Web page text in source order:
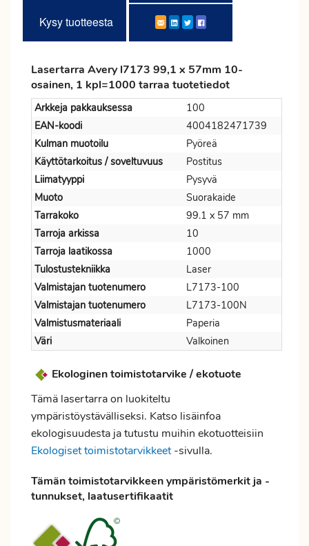
Kysy tuotteesta
Lasertarra Avery l7173 99,1 x 57mm 10-
osainen, 1 kpl=1000 tarraa tuotetiedot
Arkkeja pakkauksessa
100
EAN-koodi
4004182471739
Kulman muotoilu
Pyöreä
Käyttötarkoitus / soveltuvuus
Postitus
Liimatyyppi
Pysyvä
Muoto
Suorakaide
Tarrakoko
99.1 x 57 mm
Tarroja arkissa
10
Tarroja laatikossa
1000
Tulostustekniikka
Laser
Valmistajan tuotenumero
L7173-100
Valmistajan tuotenumero
L7173-100N
Valmistusmateriaali
Paperia
Väri
Valkoinen
Ekologinen toimistotarvike / ekotuote
Tämä lasertarra on luokiteltu
ympäristöystävälliseksi. Katso lisäinfoa
ekologisuudesta ja tutustu muihin ekotuotteisiin
Ekologiset toimistotarvikkeet-sivulla.
Tämän toimistotarvikkeen ympäristömerkit ja -
tunnukset, laatusertifikaatit